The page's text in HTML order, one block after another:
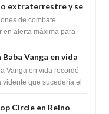
extraterrestre y se
misterioso satélite
de combate
en alerta máxima para
Vanga en vida
de la vidente
Vanga en vida recordó
que sucedería el
Circle en Reino